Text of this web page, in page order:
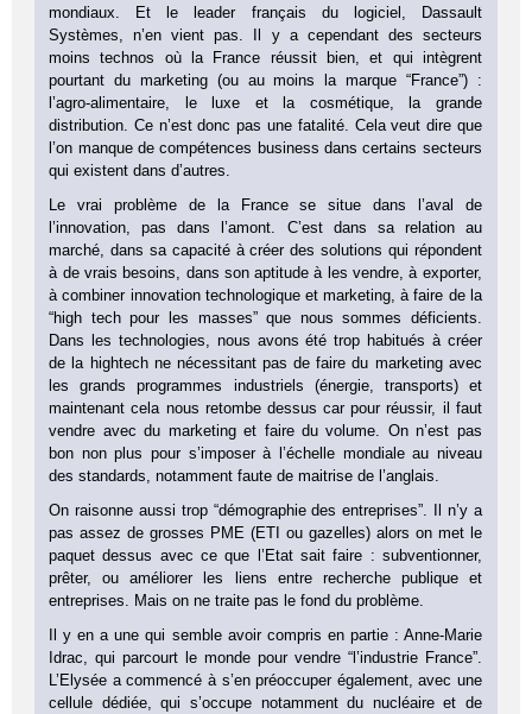
mondiaux. Et le leader français du logiciel, Dassault
Systèmes, n’en vient pas. Il y a cependant des secteurs
moins technos où la France réussit bien, et qui intègrent
pourtant du marketing (ou au moins la marque “France”) :
l’agro-alimentaire, le luxe et la cosmétique, la grande
distribution. Ce n’est donc pas une fatalité. Cela veut dire que
l’on manque de compétences business dans certains secteurs
qui existent dans d’autres.
Le vrai problème de la France se situe dans l’aval de
l’innovation, pas dans l’amont. C’est dans sa relation au
marché, dans sa capacité à créer des solutions qui répondent
à de vrais besoins, dans son aptitude à les vendre, à exporter,
à combiner innovation technologique et marketing, à faire de la
“high tech pour les masses” que nous sommes déficients.
Dans les technologies, nous avons été trop habitués à créer
de la hightech ne nécessitant pas de faire du marketing avec
les grands programmes industriels (énergie, transports) et
maintenant cela nous retombe dessus car pour réussir, il faut
vendre avec du marketing et faire du volume. On n’est pas
bon non plus pour s’imposer à l’échelle mondiale au niveau
des standards, notamment faute de maitrise de l’anglais.
On raisonne aussi trop “démographie des entreprises”. Il n’y a
pas assez de grosses PME (ETI ou gazelles) alors on met le
paquet dessus avec ce que l’Etat sait faire : subventionner,
prêter, ou améliorer les liens entre recherche publique et
entreprises. Mais on ne traite pas le fond du problème.
Il y en a une qui semble avoir compris en partie : Anne-Marie
Idrac, qui parcourt le monde pour vendre “l’industrie France”.
L’Elysée a commencé à s’en préoccuper également, avec une
cellule dédiée, qui s’occupe notamment du nucléaire et de